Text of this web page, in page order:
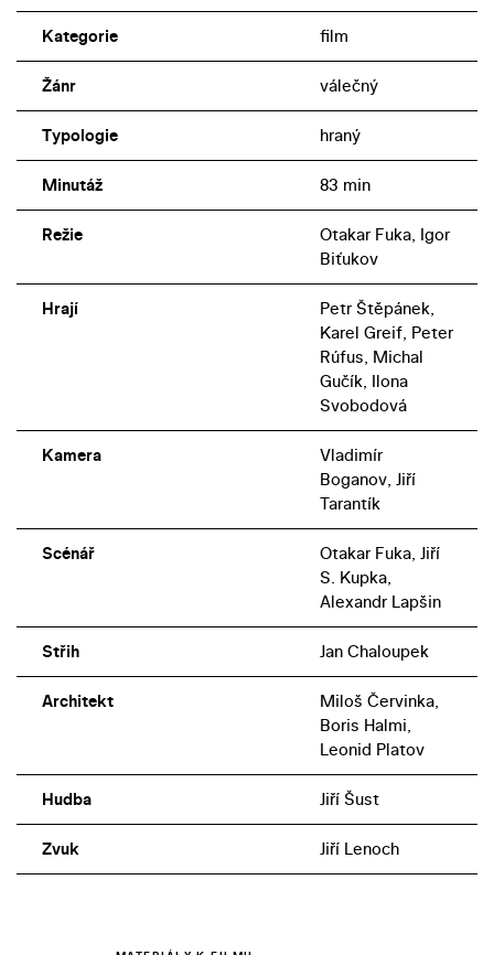
Kategorie film
Žánr válečný
Typologie hraný
Minutáž 83 min
Režie
Otakar Fuka, Igor
Biťukov
Hrají
Petr Štěpánek,
Karel Greif, Peter
Rúfus, Michal
Gučík, Ilona
Svobodová
Kamera
Vladimír
Boganov, Jiří
Tarantík
Scénář
Otakar Fuka, Jiří
S. Kupka,
Alexandr Lapšin
Střih Jan Chaloupek
Architekt
Miloš Červinka,
Boris Halmi,
Leonid Platov
Hudba Jiří Šust
Zvuk Jiří Lenoch